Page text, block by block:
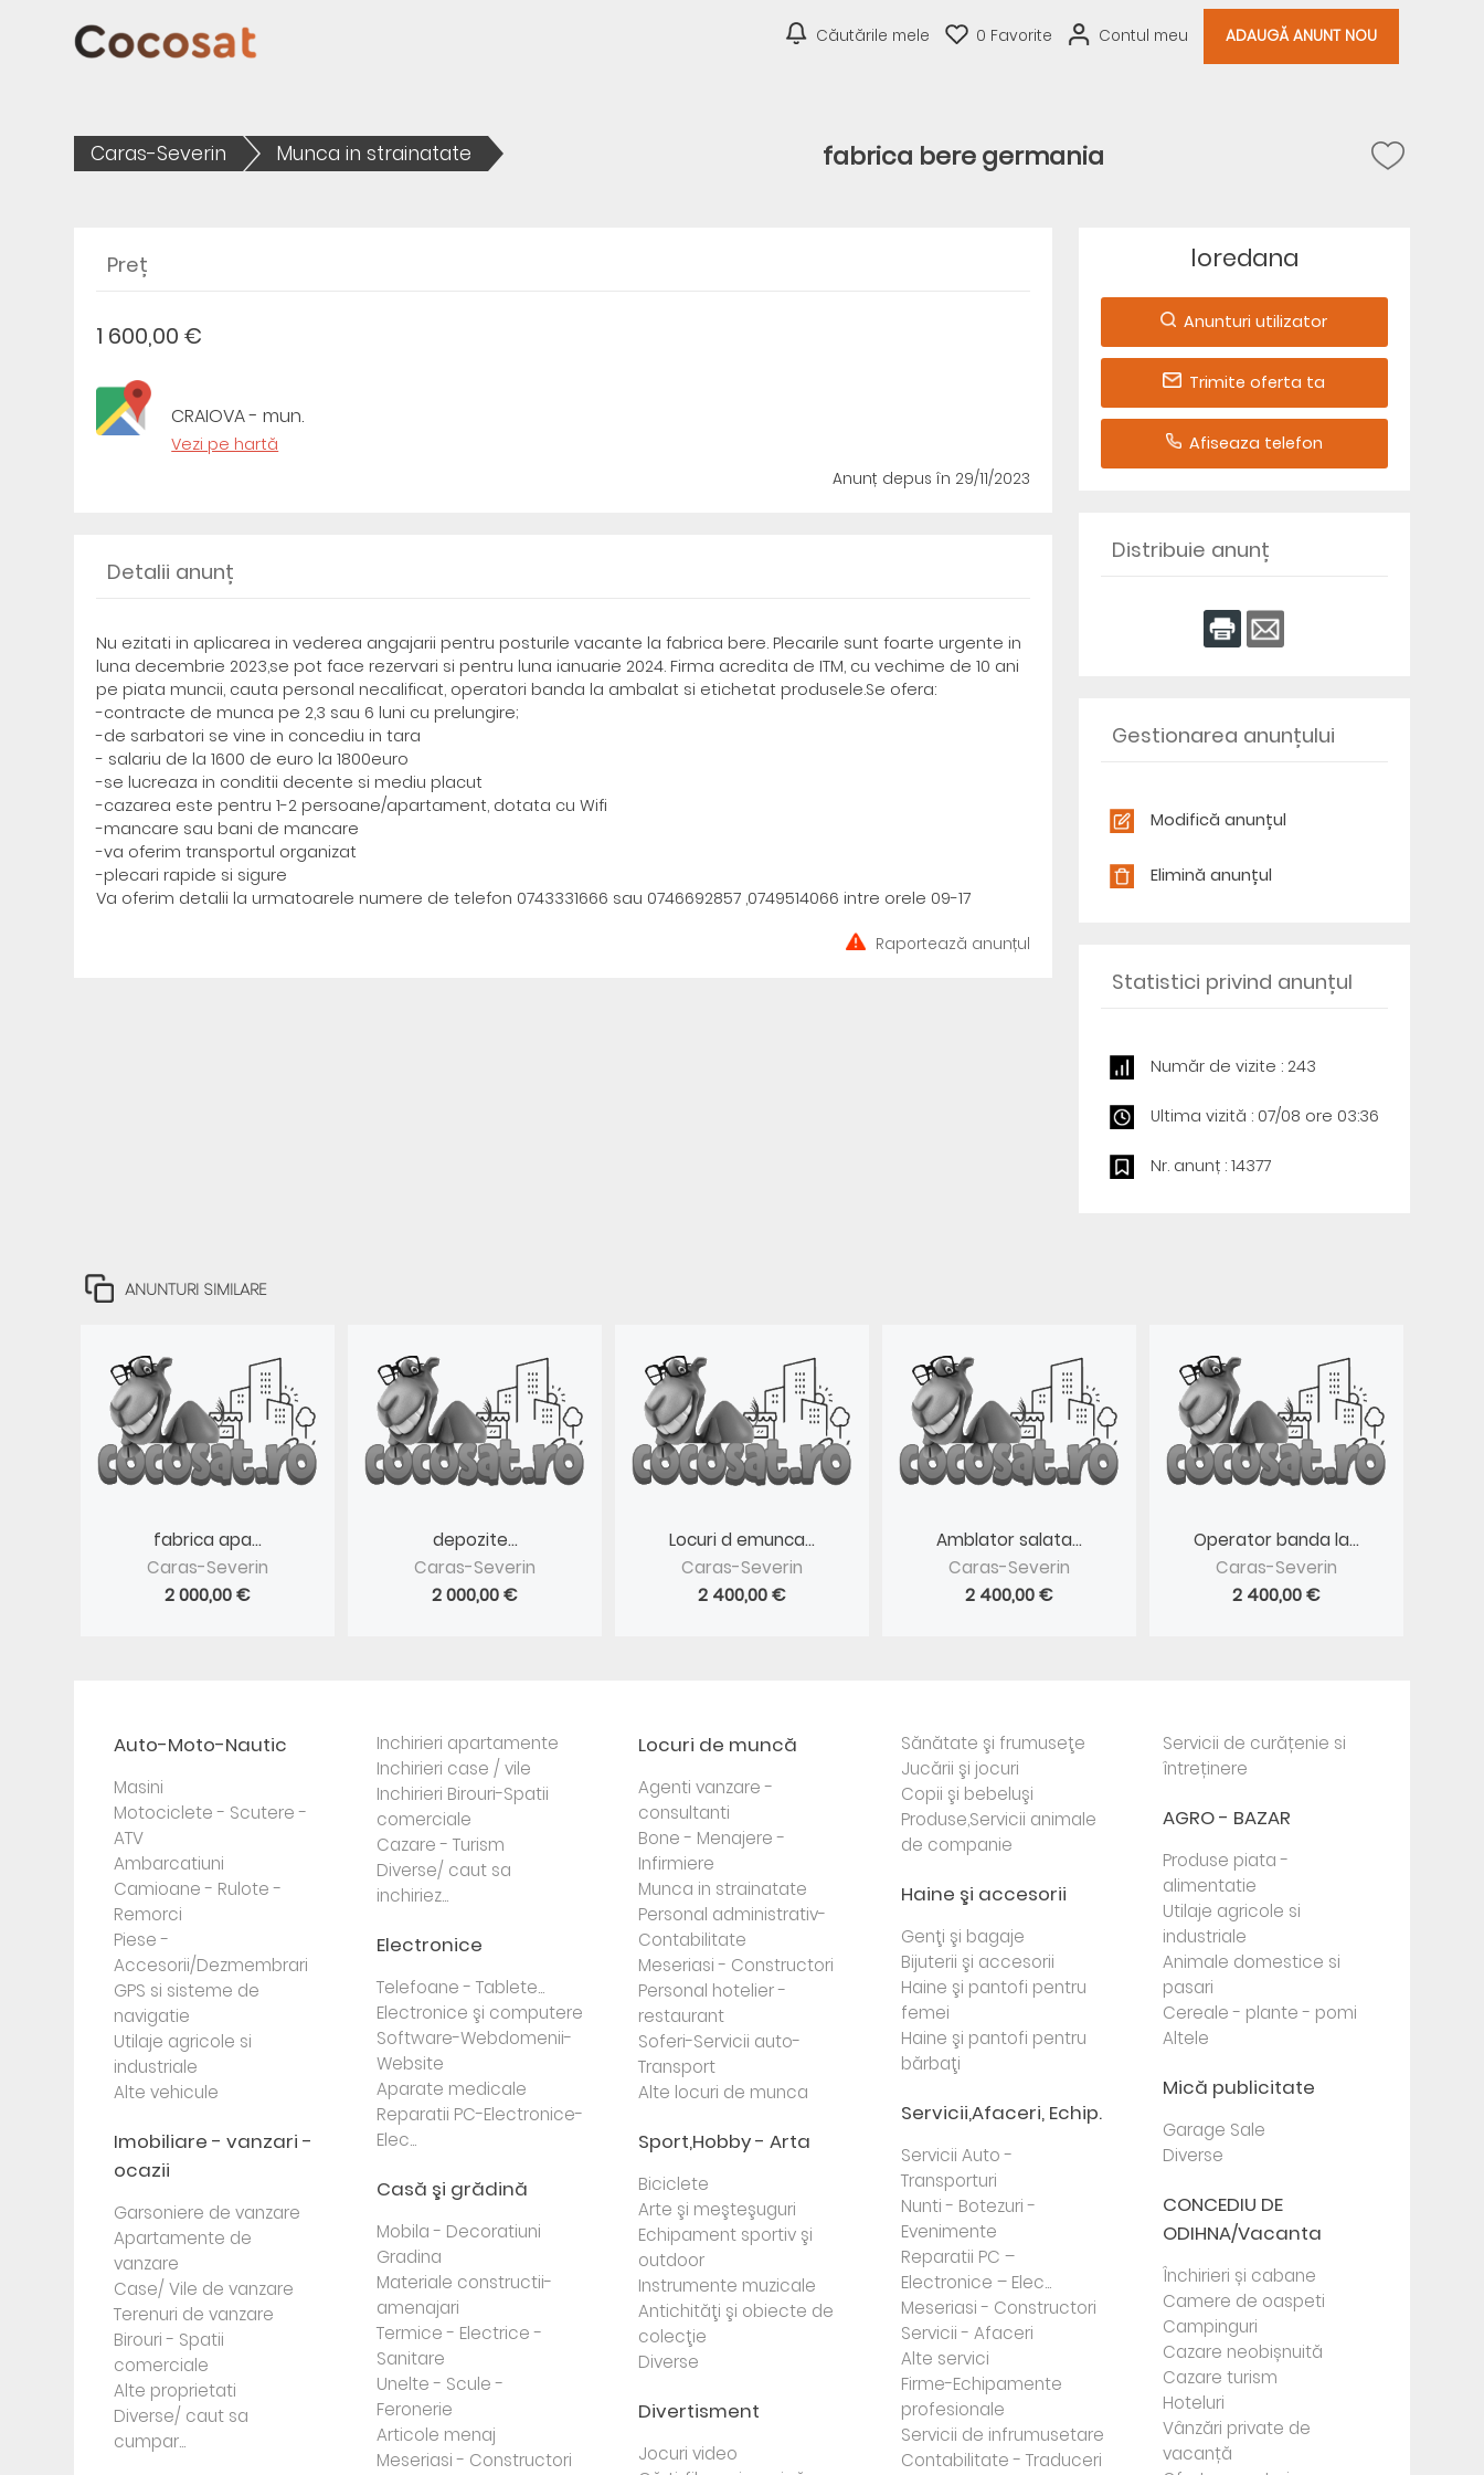
Căutările mele 0 Favorite Contul meu ADAUGĂ ANUNT NOU
Caras-Severin Munca in strainatate fabrica bere germania
Preț
1 600,00 €
CRAIOVA - mun.
Vezi pe hartă
Anunț depus în 29/11/2023
Detalii anunț
Nu ezitati in aplicarea in vederea angajarii pentru posturile vacante la fabrica bere. Plecarile sunt foarte urgente in
luna decembrie 2023,se pot face rezervari si pentru luna ianuarie 2024. Firma acredita de ITM, cu vechime de 10 ani
pe piata muncii, cauta personal necalificat, operatori banda la ambalat si etichetat produsele.Se ofera:
-contracte de munca pe 2,3 sau 6 luni cu prelungire;
-de sarbatori se vine in concediu in tara
- salariu de la 1600 de euro la 1800euro
-se lucreaza in conditii decente si mediu placut
-cazarea este pentru 1-2 persoane/apartament, dotata cu Wifi
-mancare sau bani de mancare
-va oferim transportul organizat
-plecari rapide si sigure
Va oferim detalii la urmatoarele numere de telefon 0743331666 sau 0746692857 ,0749514066 intre orele 09-17
Raportează anunțul
loredana
Anunturi utilizator
Trimite oferta ta
Afiseaza telefon
Distribuie anunț
Gestionarea anunțului
Modifică anunțul
Elimină anunțul
Statistici privind anunțul
Număr de vizite : 243
Ultima vizită : 07/08 ore 03:36
Nr. anunț : 14377
ANUNTURI SIMILARE
fabrica apa...
Caras-Severin
2 000,00 €
depozite...
Caras-Severin
2 000,00 €
Locuri d emunca...
Caras-Severin
2 400,00 €
Amblator salata...
Caras-Severin
2 400,00 €
Operator banda la...
Caras-Severin
2 400,00 €
Auto-Moto-Nautic
Masini
Motociclete - Scutere -
ATV
Ambarcatiuni
Camioane - Rulote -
Remorci
Piese -
Accesorii/Dezmembrari
GPS si sisteme de
navigatie
Utilaje agricole si
industriale
Alte vehicule
Imobiliare - vanzari -
ocazii
Garsoniere de vanzare
Apartamente de
vanzare
Case/ Vile de vanzare
Terenuri de vanzare
Birouri - Spatii
comerciale
Alte proprietati
Diverse/ caut sa
cumpar...
Inchirieri apartamente
Inchirieri case / vile
Inchirieri Birouri-Spatii
comerciale
Cazare - Turism
Diverse/ caut sa
inchiriez...
Electronice
Telefoane - Tablete...
Electronice şi computere
Software-Webdomenii-
Website
Aparate medicale
Reparatii PC-Electronice-
Elec...
Casă şi grădină
Mobila - Decoratiuni
Gradina
Materiale constructii-
amenajari
Termice - Electrice -
Sanitare
Unelte - Scule -
Feronerie
Articole menaj
Meseriasi - Constructori
Locuri de muncă
Agenti vanzare -
consultanti
Bone - Menajere -
Infirmiere
Munca in strainatate
Personal administrativ-
Contabilitate
Meseriasi - Constructori
Personal hotelier -
restaurant
Soferi-Servicii auto-
Transport
Alte locuri de munca
Sport,Hobby - Arta
Biciclete
Arte şi meşteşuguri
Echipament sportiv şi
outdoor
Instrumente muzicale
Antichităţi şi obiecte de
colecţie
Diverse
Divertisment
Jocuri video
Sănătate şi frumuseţe
Jucării şi jocuri
Copii şi bebeluşi
Produse,Servicii animale
de companie
Haine şi accesorii
Genţi şi bagaje
Bijuterii şi accesorii
Haine şi pantofi pentru
femei
Haine şi pantofi pentru
bărbaţi
Servicii,Afaceri, Echip.
Servicii Auto -
Transporturi
Nunti - Botezuri -
Evenimente
Reparatii PC –
Electronice – Elec...
Meseriasi - Constructori
Servicii - Afaceri
Alte servici
Firme-Echipamente
profesionale
Servicii de infrumusetare
Contabilitate - Traduceri
Servicii de curățenie si
întreținere
AGRO - BAZAR
Produse piata -
alimentatie
Utilaje agricole si
industriale
Animale domestice si
pasari
Cereale - plante - pomi
Altele
Mică publicitate
Garage Sale
Diverse
CONCEDIU DE
ODIHNA/Vacanta
Închirieri și cabane
Camere de oaspeti
Campinguri
Cazare neobișnuită
Cazare turism
Hoteluri
Vânzări private de
vacanță